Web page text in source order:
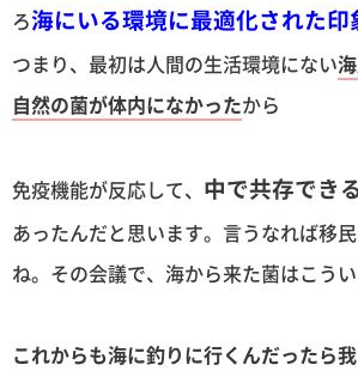
ろ海にいる環境に最適化された印
つまり、最初は人間の生活環境にない
自然の菌が体内になかったから
免疫機能が反応して、 中で共存でき
あったんだと思います。言うなれば移
ね。その会議で、海から来た菌はこう
これからも海に釣りに行くんだったら